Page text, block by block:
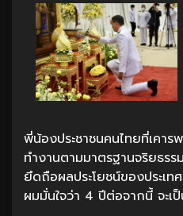
พี่น้องประชาชนคนไทยที่เคา
ทำงานตามมาตรฐานจริยธร
ยึดถือผลประโยชน์ของประเท
ผมมั่นใจว่า 4 ปีต่อจากนี้ จะ